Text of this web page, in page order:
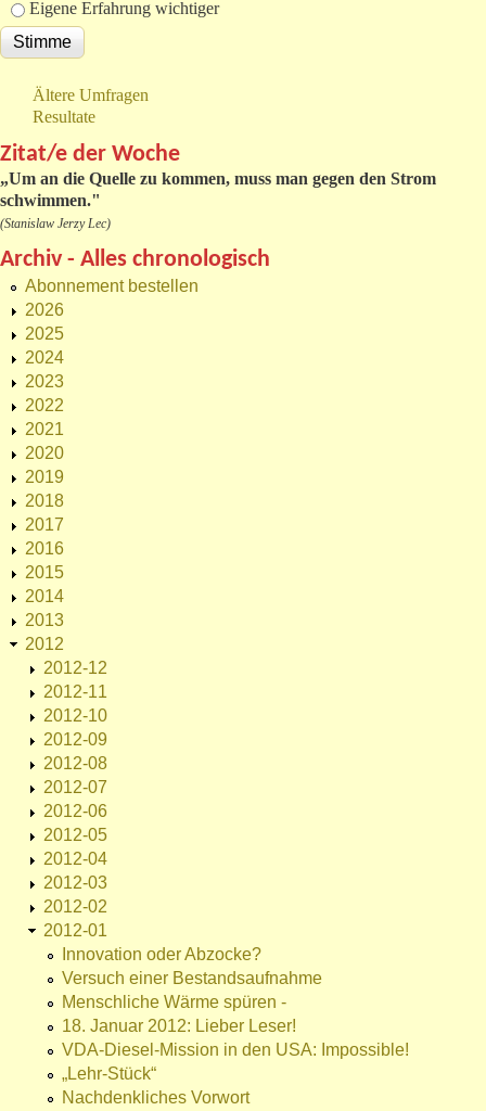
Eigene Erfahrung wichtiger
Ältere Umfragen
Resultate
Zitat/e der Woche
„Um an die Quelle zu kommen, muss man gegen den Strom
schwimmen."
(Stanislaw Jerzy Lec)
Archiv - Alles chronologisch
Abonnement bestellen
2026
2025
2024
2023
2022
2021
2020
2019
2018
2017
2016
2015
2014
2013
2012
2012-12
2012-11
2012-10
2012-09
2012-08
2012-07
2012-06
2012-05
2012-04
2012-03
2012-02
2012-01
Innovation oder Abzocke?
Versuch einer Bestandsaufnahme
Menschliche Wärme spüren -
18. Januar 2012: Lieber Leser!
VDA-Diesel-Mission in den USA: Impossible!
„Lehr-Stück“
Nachdenkliches Vorwort